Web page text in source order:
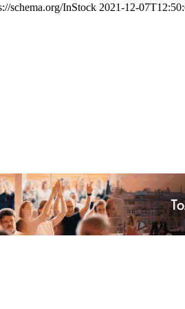
schema.org/InStock 2021-12-